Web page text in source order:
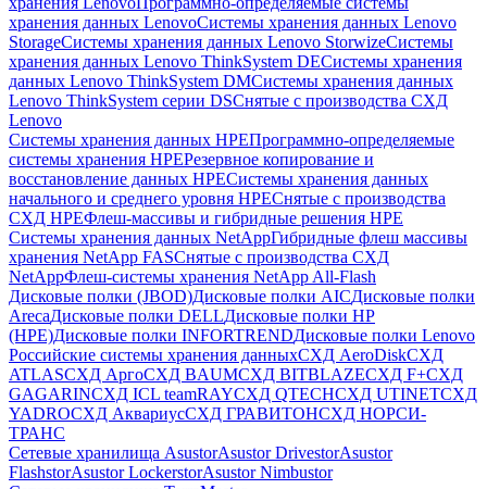
хранения данных LenovoСистемы хранения данных Lenovo
StorageСистемы хранения данных Lenovo StorwizeСистемы
хранения данных Lenovo ThinkSystem DEСистемы хранения
данных Lenovo ThinkSystem DMСистемы хранения данных
Lenovo ThinkSystem серии DSСнятые с производства СХД
Lenovo
Системы хранения данных HPEПрограммно-определяемые
системы хранения HPEРезервное копирование и
восстановление данных HPEСистемы хранения данных
начального и среднего уровня HPEСнятые с производства
СХД HPEФлеш-массивы и гибридные решения HPE
Cистемы хранения данных NetAppГибридные флеш массивы
хранения NetApp FASСнятые с производства СХД
NetAppФлеш-системы хранения NetApp All-Flash
Дисковые полки (JBOD)Дисковые полки AICДисковые полки
ArecaДисковые полки DELLДисковые полки HP
(HPE)Дисковые полки INFORTRENDДисковые полки Lenovo
Российские системы хранения данныхСХД AeroDiskСХД
ATLASСХД AргоСХД BAUMСХД BITBLAZEСХД F+СХД
GAGARINСХД ICL teamRAYСХД QTECHСХД UTINETСХД
YADROСХД АквариусСХД ГРАВИТОНСХД НОРСИ-
ТРАНС
Сетевые хранилища AsustorAsustor DrivestorAsustor
FlashstorAsustor LockerstorAsustor Nimbustor